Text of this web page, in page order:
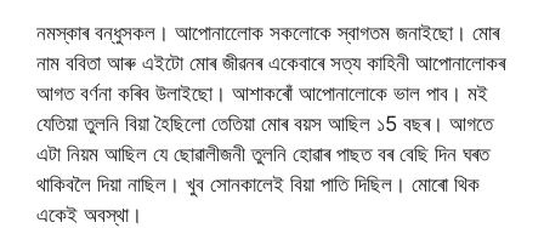
নমস্কাৰ বন্ধুসকল। আপোনালোেক সকলোকে স্বাগতম জনাইছো। মোৰ
নাম ববিতা আৰু এইটো মোৰ জীৱনৰ একেবাৰে সত্য কাহিনী আপোনালোকৰ
আগত বৰ্ণনা কৰিব উলাইছো। আশাকৰোঁ আপোনালোকে ভাল পাব। মই
যেতিয়া তুলনি বিয়া হৈছিলো তেতিয়া মোৰ বয়স আছিল ১5 বছৰ। আগতে
এটা নিয়ম আছিল যে ছোৱালীজনী তুলনি হোৱাৰ পাছত বৰ বেছি দিন ঘৰত
থাকিবলৈ দিয়া নাছিল। খুব সোনকালেই বিয়া পাতি দিছিল। মোৰো থিক
একেই অবস্থা।